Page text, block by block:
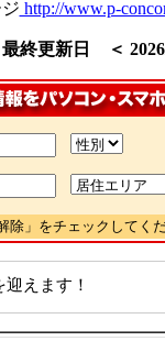
http://www.p-
最終更新日 ＜
除」をチェックしてく
えます！